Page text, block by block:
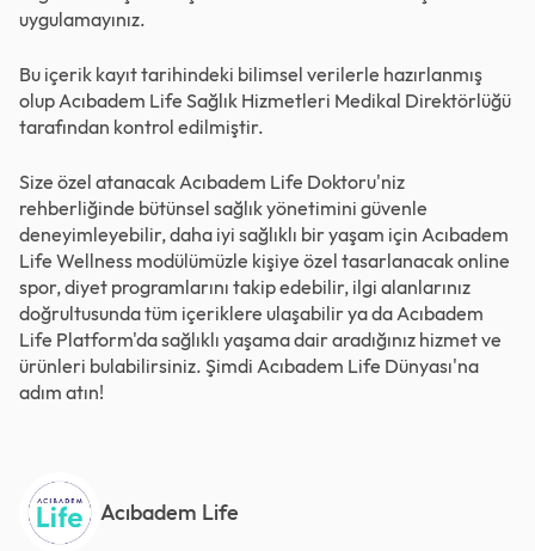
uygulamayınız.
Bu içerik kayıt tarihindeki bilimsel verilerle hazırlanmış
olup Acıbadem Life Sağlık Hizmetleri Medikal Direktörlüğü
tarafından kontrol edilmiştir.
Size özel atanacak Acıbadem Life Doktoru'niz
rehberliğinde bütünsel sağlık yönetimini güvenle
deneyimleyebilir, daha iyi sağlıklı bir yaşam için Acıbadem
Life Wellness modülümüzle kişiye özel tasarlanacak online
spor, diyet programlarını takip edebilir, ilgi alanlarınız
doğrultusunda tüm içeriklere ulaşabilir ya da Acıbadem
Life Platform'da sağlıklı yaşama dair aradığınız hizmet ve
ürünleri bulabilirsiniz. Şimdi Acıbadem Life Dünyası'na
adım atın!
Acıbadem Life